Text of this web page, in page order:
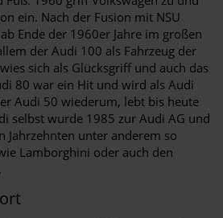
ein. Nach der Fusion mit NSU
Ende der 1960er Jahre im großen
der Audi 100 als Fahrzeug der
sich als Glücksgriff und auch das
80 war ein Hit und wird als Audi
Audi 50 wiederum, lebt bis heute
selbst wurde 1985 zur Audi AG und
Jahrzehnten unter anderem so
Lamborghini oder auch den